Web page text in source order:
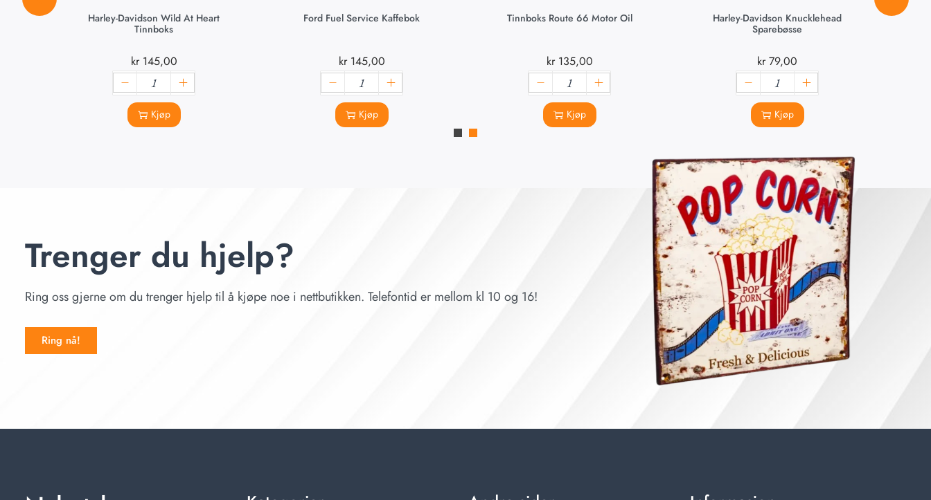
Harley-Davidson Wild At Heart
Tinnboks
kr145,00
Kjøp
Ford Fuel Service Kaffebok
kr145,00
Kjøp
Tinnboks Route 66 Motor Oil
kr135,00
Kjøp
Harley-Davidson Knucklehead
Sparebøsse
kr79,00
Kjøp
Trenger du hjelp?
Ring oss gjerne om du trenger hjelp til å kjøpe noe i nettbutikken. Telefontid er mellom kl 10 og 16!
Ring nå!